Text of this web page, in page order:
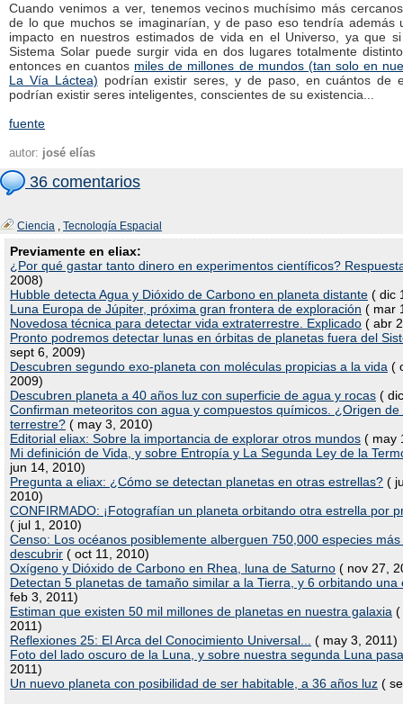
Cuando venimos a ver, tenemos vecinos muchísimo más
de lo que muchos se imaginarían, y de paso eso tendría además
impacto en nuestros estimados de vida en el Universo, ya que
Sistema Solar puede surgir vida en dos lugares totalmente
entonces en cuantos miles de millones de mundos (tan solo en
La Vía Láctea) podrían existir seres, y de paso, en cuántos de
podrían existir seres inteligentes, conscientes de su existencia...
fuente
autor: josé elías
36 comentarios
Ciencia , Tecnología Espacial
Previamente en eliax:
¿Por qué gastar tanto dinero en experimentos científicos?
2008)
Hubble detecta Agua y Dióxido de Carbono en planeta distante ( dic
Luna Europa de Júpiter, próxima gran frontera de exploración ( mar
Novedosa técnica para detectar vida extraterrestre. Explicado ( abr
Pronto podremos detectar lunas en órbitas de planetas fuera del
sept 6, 2009)
Descubren segundo exo-planeta con moléculas propicias a la vida (
2009)
Descubren planeta a 40 años luz con superficie de agua y rocas (
Confirman meteoritos con agua y compuestos químicos. ¿Origen de
terrestre? ( may 3, 2010)
Editorial eliax: Sobre la importancia de explorar otros mundos ( may
Mi definición de Vida, y sobre Entropía y La Segunda Ley de la
jun 14, 2010)
Pregunta a eliax: ¿Cómo se detectan planetas en otras estrellas? (
2010)
CONFIRMADO: ¡Fotografían un planeta orbitando otra estrella por
( jul 1, 2010)
Censo: Los océanos posiblemente alberguen 750,000 especies más
descubrir ( oct 11, 2010)
Oxígeno y Dióxido de Carbono en Rhea, luna de Saturno ( nov 27,
Detectan 5 planetas de tamaño similar a la Tierra, y 6 orbitando una
feb 3, 2011)
Estiman que existen 50 mil millones de planetas en nuestra galaxia (
2011)
Reflexiones 25: El Arca del Conocimiento Universal...
( may 3, 2011)
Foto del lado oscuro de la Luna, y sobre nuestra segunda Luna
2011)
Un nuevo planeta con posibilidad de ser habitable, a 36 años luz (